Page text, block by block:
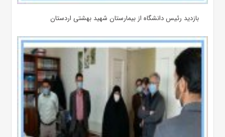
بازدید رئیس دانشگاه از بیمارستان‌ شهید بهشتی اردستان